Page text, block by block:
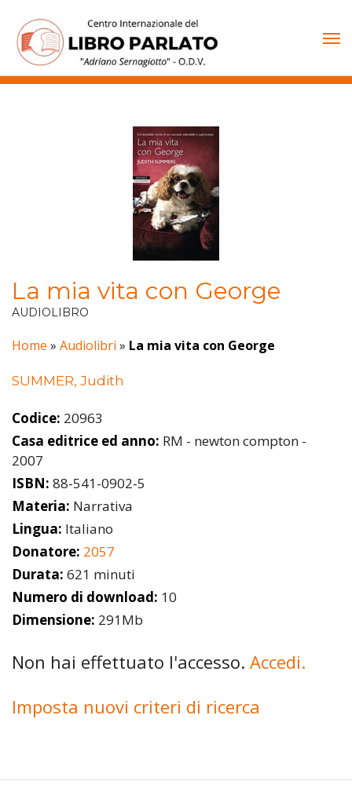
contenuto
La mia vita con George
AUDIOLIBRO
Home » Audiolibri » La mia vita con George
SUMMER, Judith
Codice: 20963
Casa editrice ed anno: RM - newton compton -
2007
ISBN: 88-541-0902-5
Materia: Narrativa
Lingua: Italiano
Donatore: 2057
Durata: 621 minuti
Numero di download: 10
Dimensione: 291Mb
Non hai effettuato l'accesso. Accedi.
Imposta nuovi criteri di ricerca